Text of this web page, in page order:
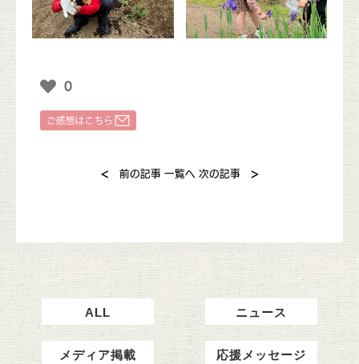
0
< 前の記事 一覧へ 次の記事 >
ALL ニュース
メディア掲載 応援メッセージ